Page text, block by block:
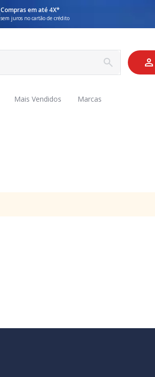
Compras em até 4X*
sem juros no cartão de crédito
Mais Vendidos Marcas